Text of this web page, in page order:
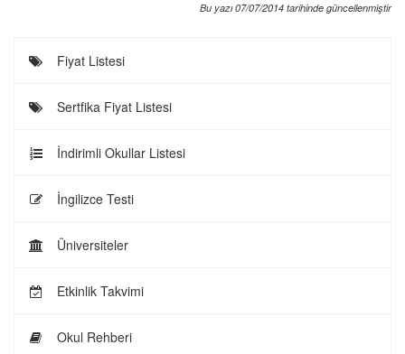
Bu yazı 07/07/2014 tarihinde güncellenmiştir
Fiyat Listesi
Sertfika Fiyat Listesi
İndirimli Okullar Listesi
İngilizce Testi
Üniversiteler
Etkinlik Takvimi
Okul Rehberi